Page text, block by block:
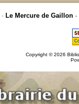
- Le Mercure de Gaillon -
Copyright © 2026